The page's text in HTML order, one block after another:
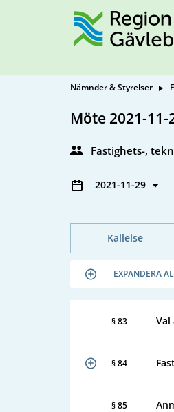
Nämnder & Styrelser
Möte 2021-11-
Fastighets-,
2021-11-29
Kallelse
EXPANDERA
§ 83 Val
§ 84
§ 85